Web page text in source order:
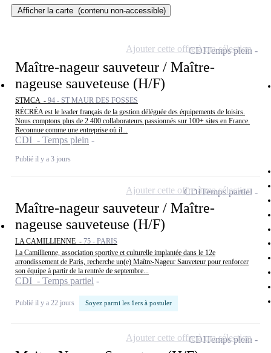
Afficher la carte (contenu non-accessible)
Maître-nageur sauveteur / Maître-
nageuse sauveteuse (H/F)
STMCA - 94 - ST MAUR DES FOSSES
RÉCRÉA est le leader français de la gestion déléguée des équipements de loisirs.
Nous comptons plus de 2 400 collaborateurs passionnés sur 100+ sites en France.
Reconnue comme une entreprise où il...
CDI - Temps plein
Publié il y a 3 jours
CDITemps plein
Ajouter cette offre à ma sélection
Maître-nageur sauveteur / Maître-
nageuse sauveteuse (H/F)
LA CAMILLIENNE - 75 - PARIS
La Camillienne, association sportive et culturelle implantée dans le 12e
arrondissement de Paris, recherche un(e) Maître-Nageur Sauveteur pour renforcer
son équipe à partir de la rentrée de septembre...
CDI - Temps partiel
Publié il y a 22 jours Soyez parmi les 1ers à postuler
CDITemps partiel
Ajouter cette offre à ma sélection
CDITemps plein
Ajouter cette offre à ma sélection